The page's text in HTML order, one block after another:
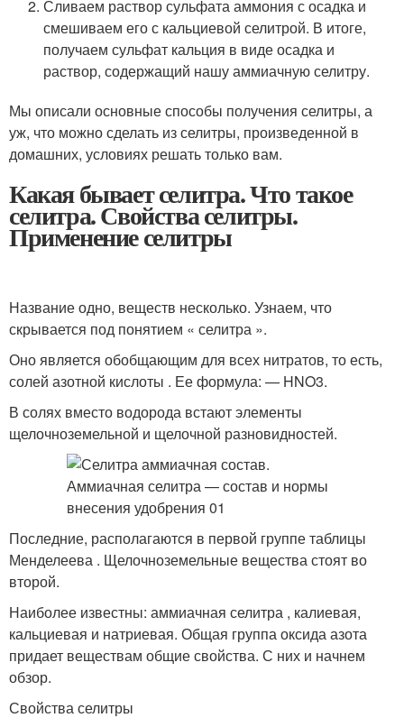
Сливаем раствор сульфата аммония с осадка и
смешиваем его с кальциевой селитрой. В итоге,
получаем сульфат кальция в виде осадка и
раствор, содержащий нашу аммиачную селитру.
Мы описали основные способы получения селитры, а
уж, что можно сделать из селитры, произведенной в
домашних, условиях решать только вам.
Какая бывает селитра. Что такое
селитра. Свойства селитры.
Применение селитры
Название одно, веществ несколько. Узнаем, что
скрывается под понятием « селитра ».
Оно является обобщающим для всех нитратов, то есть,
солей азотной кислоты . Ее формула: — HNO3.
В солях вместо водорода встают элементы
щелочноземельной и щелочной разновидностей.
Последние, располагаются в первой группе таблицы
Менделеева . Щелочноземельные вещества стоят во
второй.
Наиболее известны: аммиачная селитра , калиевая,
кальциевая и натриевая. Общая группа оксида азота
придает веществам общие свойства. С них и начнем
обзор.
Свойства селитры